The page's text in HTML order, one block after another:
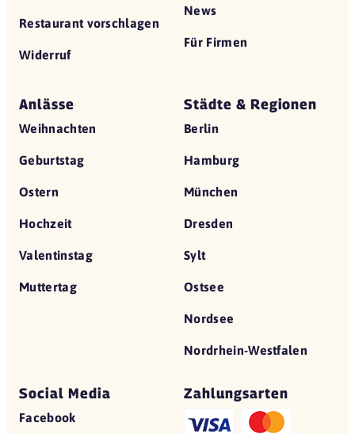
Restaurant vorschlagen
Widerruf
News
Für Firmen
Anlässe
Weihnachten
Geburtstag
Ostern
Hochzeit
Valentinstag
Muttertag
Städte & Regionen
Berlin
Hamburg
München
Dresden
Sylt
Ostsee
Nordsee
Nordrhein-Westfalen
Social Media
Facebook
Zahlungsarten